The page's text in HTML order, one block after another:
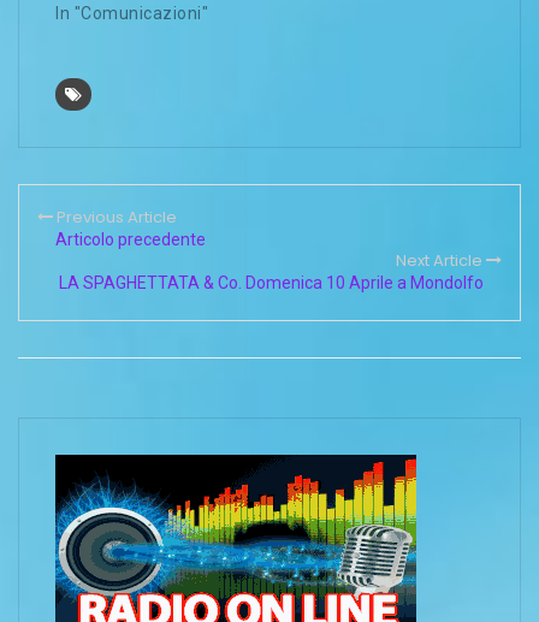
In "Comunicazioni"
Previous Article
Articolo precedente
Next Article
LA SPAGHETTATA & Co. Domenica 10 Aprile a Mondolfo